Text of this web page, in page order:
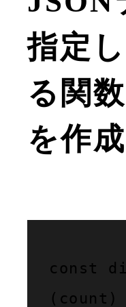
指定
る関
を作
const
(count)